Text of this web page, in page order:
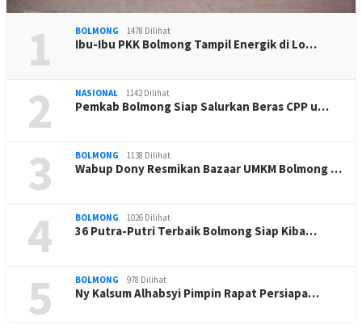
1 BOLMONG 1478 Dilihat
Ibu-Ibu PKK Bolmong Tampil Energik di Lo…
2 NASIONAL 1142 Dilihat
Pemkab Bolmong Siap Salurkan Beras CPP u…
3 BOLMONG 1138 Dilihat
Wabup Dony Resmikan Bazaar UMKM Bolmong …
4 BOLMONG 1026 Dilihat
36 Putra-Putri Terbaik Bolmong Siap Kiba…
5 BOLMONG 978 Dilihat
Ny Kalsum Alhabsyi Pimpin Rapat Persiapa…